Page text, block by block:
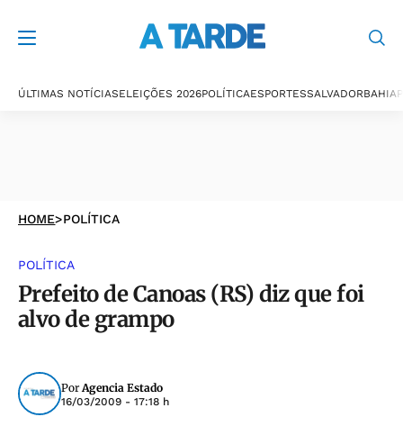
ÚLTIMAS NOTÍCIASELEIÇÕES 2026POLÍTICAESPORTESSALVADORBAHIA
HOME>POLÍTICA
POLÍTICA
Prefeito de Canoas (RS) diz que foi
alvo de grampo
PorAgencia Estado
16/03/2009 - 17:18 h